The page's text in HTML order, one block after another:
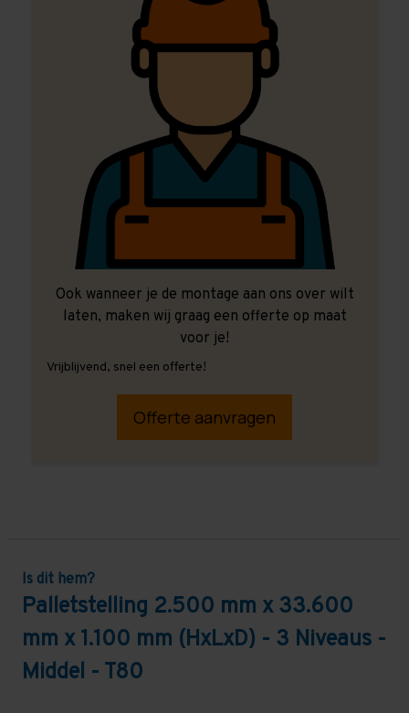
Ook wanneer je de montage aan ons over wilt
laten, maken wij graag een offerte op maat
voor je!
Vrijblijvend, snel een offerte!
Offerte aanvragen
Is dit hem?
Palletstelling 2.500 mm x 33.600
mm x 1.100 mm (HxLxD) - 3 Niveaus -
Middel - T80